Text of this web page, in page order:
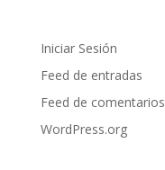
Iniciar Sesión
Feed de entradas
Feed de comentarios
WordPress.org